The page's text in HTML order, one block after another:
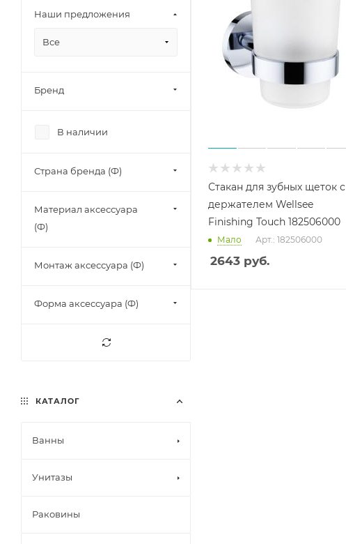
Стакан для зубных щеток с
держателем Wellsee
Finishing Touch 182506000
Мало Арт.: 182506000
2643 руб.
Наши предложения
Все
Бренд
В наличии
Страна бренда (Ф)
Материал аксессуара
(Ф)
Монтаж аксессуара (Ф)
Форма аксессуара (Ф)
КАТАЛОГ
Ванны
Унитазы
Раковины